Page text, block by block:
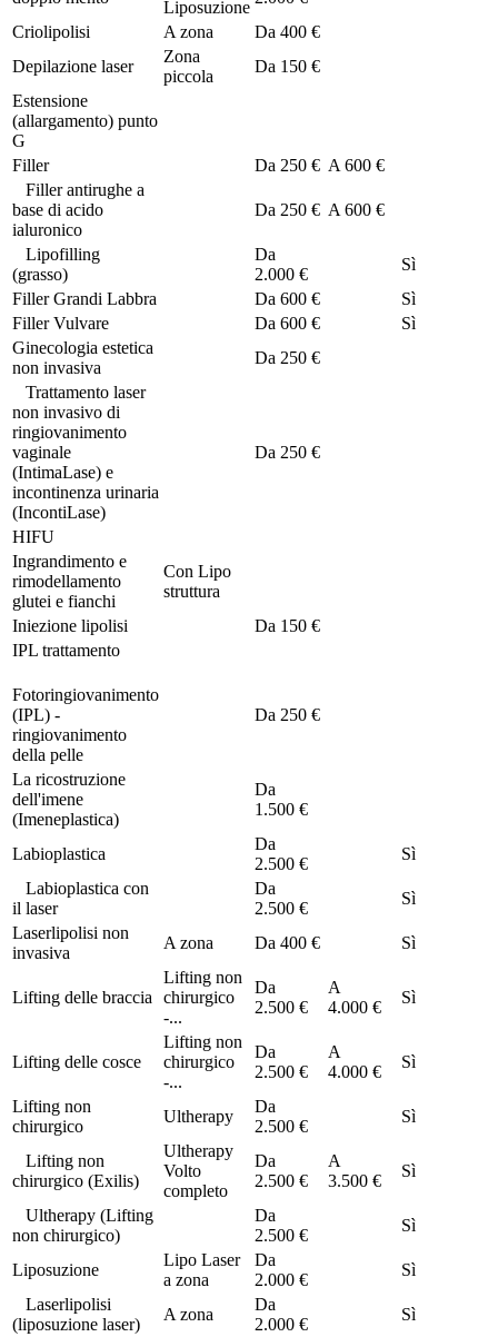
Liposuzione
Criolipolisi
A zona Da 400 €
Depilazione laser
Zona
piccola
Da 150 €
Estensione
(allargamento) punto
G
Filler
Da 250 € A 600 €
Filler antirughe a
base di acido
ialuronico
Da 250 € A 600 €
Lipofilling
(grasso)
Da
2.000 €
Sì
Filler Grandi Labbra
Da 600 €
Sì
Filler Vulvare
Da 600 €
Sì
Ginecologia estetica
non invasiva
Da 250 €
Trattamento laser
non invasivo di
ringiovanimento
vaginale
(IntimaLase) e
incontinenza urinaria
(IncontiLase)
Da 250 €
HIFU
Ingrandimento e
rimodellamento
glutei e fianchi
Con Lipo
struttura
Iniezione lipolisi
Da 150 €
IPL trattamento
Fotoringiovanimento
(IPL) -
ringiovanimento
della pelle
Da 250 €
La ricostruzione
dell'imene
(Imeneplastica)
Da
1.500 €
Labioplastica
Da
2.500 €
Sì
Labioplastica con
il laser
Da
2.500 €
Sì
Laserlipolisi non
invasiva
A zona Da 400 € Sì
Lifting delle braccia
Lifting non
chirurgico
-...
Da
2.500 €
A
4.000 €
Sì
Lifting delle cosce
Lifting non
chirurgico
-...
Da
2.500 €
A
4.000 €
Sì
Lifting non
chirurgico
Ultherapy
Da
2.500 €
Sì
Lifting non
chirurgico (Exilis)
Ultherapy
Volto
completo
Da
2.500 €
A
3.500 €
Sì
Ultherapy (Lifting
non chirurgico)
Da
2.500 €
Sì
Liposuzione
Lipo Laser
a zona
Da
2.000 €
Sì
Laserlipolisi
(liposuzione laser)
A zona
Da
2.000 €
Sì